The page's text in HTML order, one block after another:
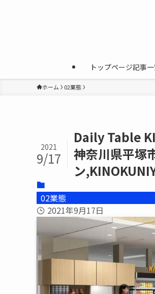
トップページ記事
ホーム 02業態
Daily Table
神奈川県平塚
ン
2021
9/17
02業態
2021年9月17日